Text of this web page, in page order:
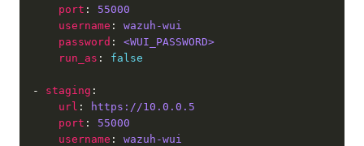
port : 55000
username : wazuh-wui
password : <WUI_PASSWORD>
run_as : false
  -
staging
url :
https://10.0.0.5
port : 55000
username : wazuh-wui